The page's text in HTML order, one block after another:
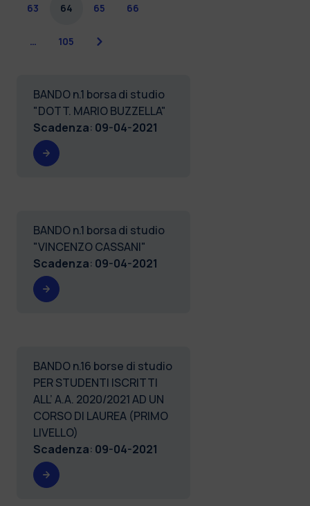
63 64 65 66
… 105 Successiva
BANDO n.1 borsa di studio
"DOTT. MARIO BUZZELLA"
Scadenza: 09-04-2021
BANDO n.1 borsa di studio
"VINCENZO CASSANI"
Scadenza: 09-04-2021
BANDO n.16 borse di studio
PER STUDENTI ISCRITTI
ALL’ A.A. 2020/2021 AD UN
CORSO DI LAUREA (PRIMO
LIVELLO)
Scadenza: 09-04-2021